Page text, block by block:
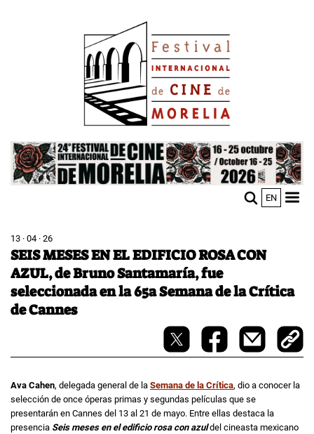
Image
EN
13 · 04 · 26
SEIS MESES EN EL EDIFICIO ROSA CON
AZUL, de Bruno Santamaría, fue
seleccionada en la 65a Semana de la Crítica
de Cannes
Ava Cahen, delegada general de la Semana de la Crítica, dio a conocer la
selección de once óperas primas y segundas películas que se
presentarán en Cannes del 13 al 21 de mayo. Entre ellas destaca la
presencia Seis meses en el edificio rosa con azuldel cineasta mexicano